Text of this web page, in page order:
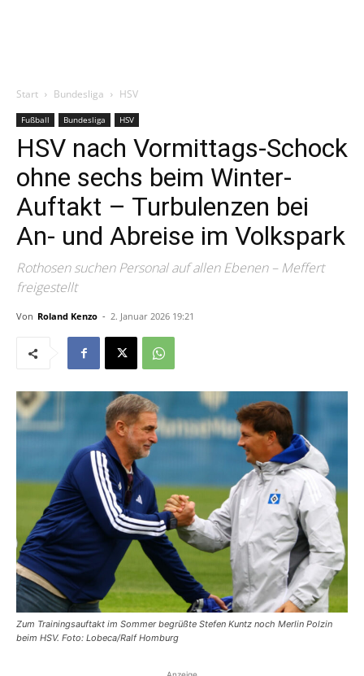
Start Bundesliga HSV
Fußball Bundesliga HSV
HSV nach Vormittags-Schock
ohne sechs beim Winter-
Auftakt – Turbulenzen bei
An- und Abreise im Volkspark
Rothosen suchen Personal auf allen Ebenen – Meffert
freigestellt
Von Roland Kenzo - 2. Januar 2026 19:21
Zum Trainingsauftakt im Sommer begrüßte Stefen Kuntz noch Merlin Polzin
beim HSV. Foto: Lobeca/Ralf Homburg